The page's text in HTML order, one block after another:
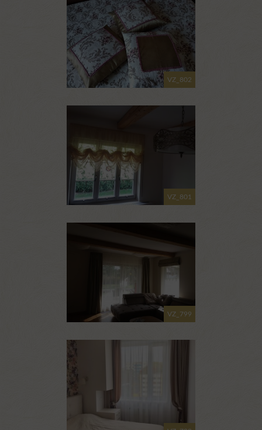
VZ_802
VZ_801
VZ_799